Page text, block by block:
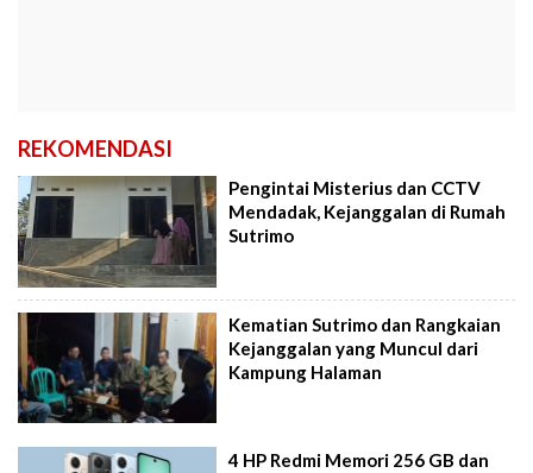
REKOMENDASI
Pengintai Misterius dan CCTV
Mendadak, Kejanggalan di Rumah
Sutrimo
Kematian Sutrimo dan Rangkaian
Kejanggalan yang Muncul dari
Kampung Halaman
4 HP Redmi Memori 256 GB dan